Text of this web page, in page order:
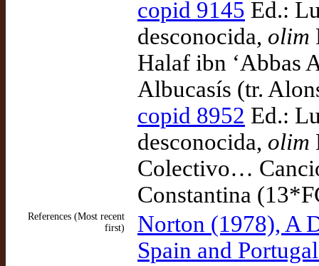
copid 9145 Ed.:
desconocida, olim
Halaf ibn ‘Abbas
Albucasís (tr.
copid 8952 Ed.:
desconocida, olim
Colectivo…
Constantina
References (Most recent
first)
Norton (1978), A
Spain and